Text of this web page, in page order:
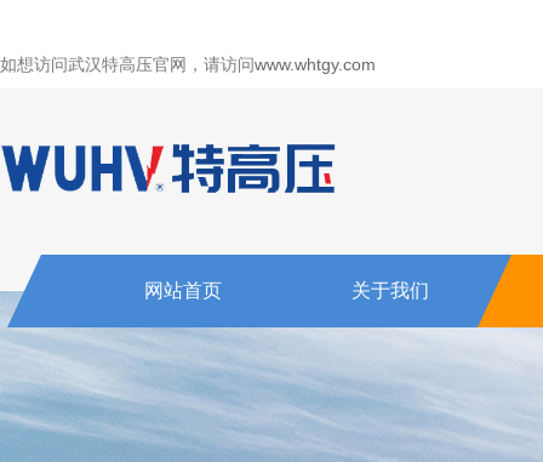
如想访问武汉特高压官网，请访问www.whtgy.com
网站首页 关于我们